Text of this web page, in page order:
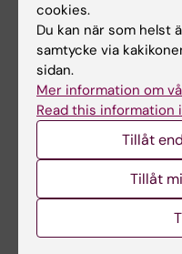
Helen Ågren
Studievägledare
Telefon:
+46852483920
E-post:
helen.agren@ki.se
cookies.
Du kan när som helst
samtycke via
sidan.
Mer information om
Read this information
Tillåt
Tillåt